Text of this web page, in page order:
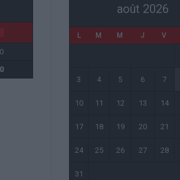
0
0
août 2026
L M M J V
3 4 5 6 7
10 11 12 13 14
17 18 19 20 21
24 25 26 27 28
31